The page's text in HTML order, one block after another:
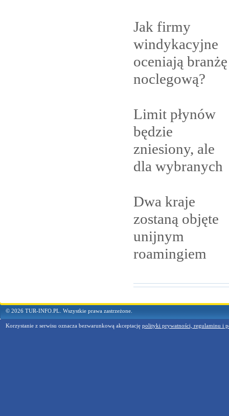
Jak firmy
windykacyjne
oceniają branżę
noclegową?
Limit płynów
będzie
zniesiony, ale
dla wybranych
Dwa kraje
zostaną objęte
unijnym
roamingiem
© 2026 TUR-INFO.PL. Wszystkie prawa zastrzeżone.
Korzystanie z serwisu oznacza bezwarunkową akceptację polityki prywatności, regulaminu i